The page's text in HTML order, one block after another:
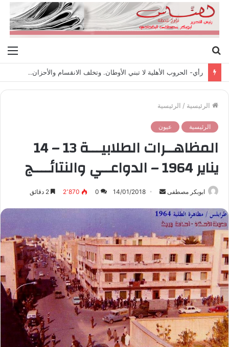
عن
رأي- الحروب الأهلية لا تبني الأوطان. وتخلف الانقسام والأحزان..
الرئيسية / الرئيسية
الرئيسية عيون
المظاهــرات الطلابيـــة 13 – 14
يناير 1964 – الدواعــي والنتائــــج
ابوبكر مصطفى
س
ب
ر
ي
د
ا
إ
ل
ك
ت
14/01/2018
0 2٬870